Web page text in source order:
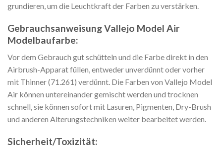
grundieren, um die Leuchtkraft der Farben zu verstärken.
Gebrauchsanweisung Vallejo Model Air
Modelbaufarbe:
Vor dem Gebrauch gut schütteln und die Farbe direkt in den
Airbrush-Apparat füllen, entweder unverdünnt oder vorher
mit Thinner (71.261) verdünnt. Die Farben von Vallejo Model
Air können untereinander gemischt werden und trocknen
schnell, sie können sofort mit Lasuren, Pigmenten, Dry-Brush
und anderen Alterungstechniken weiter bearbeitet werden.
Sicherheit/Toxizität: